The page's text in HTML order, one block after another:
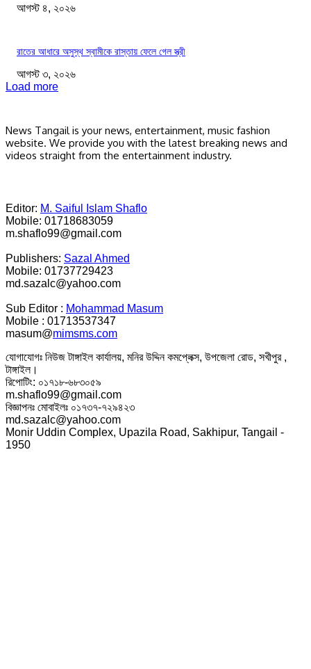
আগস্ট ৪, ২০২৬
রাতের আধারে অসুস্থ স্বামীকে রাস্তায় ফেলে গেল স্ত্রী
আগস্ট ৩, ২০২৬
Load more
News Tangail is your news, entertainment, music fashion
website. We provide you with the latest breaking news and
videos straight from the entertainment industry.
Editor: M. Saiful Islam Shaflo
Mobile: 01718683059
m.shaflo99@gmail.com
Publishers: Sazal Ahmed
Mobile: 01737729423
md.sazalc@yahoo.com
Sub Editor : Mohammad Masum
Mobile : 01713537347
masum@mimsms.com
যোগাযোগঃ নিউজ টাঙ্গাইল কার্যালয়, মনির উদ্দিন কমপ্লেক্স, উপজেলা রোড, সখীপুর ,
টাঙ্গাইল।
রিপোটিং: ০১৭১৮-৬৮৩০৫৯
m.shaflo99@gmail.com
বিজ্ঞাপনঃ মোবাইলঃ ০১৭৩৭-৭২৯৪২৩
md.sazalc@yahoo.com
Monir Uddin Complex, Upazila Road, Sakhipur, Tangail -
1950